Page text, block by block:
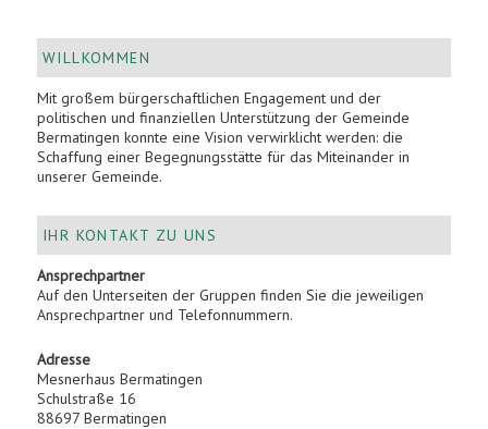
WILLKOMMEN
Mit großem bürgerschaftlichen Engagement und der
politischen und finanziellen Unterstützung der Gemeinde
Bermatingen konnte eine Vision verwirklicht werden: die
Schaffung einer Begegnungsstätte für das Miteinander in
unserer Gemeinde.
IHR KONTAKT ZU UNS
Ansprechpartner
Auf den Unterseiten der Gruppen finden Sie die jeweiligen
Ansprechpartner und Telefonnummern.
Adresse
Mesnerhaus Bermatingen
Schulstraße 16
88697 Bermatingen